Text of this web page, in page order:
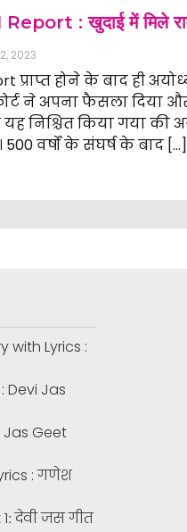
: खुदाई में मिले
2023
प्राप्त होने के बाद ही
ने अपना फैसला दिया और
निश्चित किया गया की
500 वर्षों के संघर्ष के बाद […]
with Lyrics :
Devi Jas
Jas Geet
: गणेश
देवी जस गीत